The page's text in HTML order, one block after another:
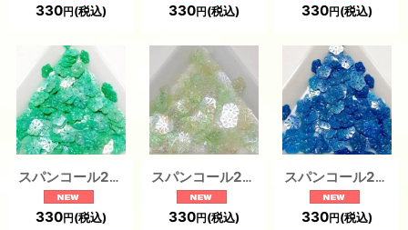
330円(税込) 330円(税込) 330円(税込)
スパンコール2246 梅花6mm グリーン1g
330円(税込)
スパンコール2245 梅花6mm グリーン1g
330円(税込)
スパンコール2244 梅花6mm ブルー1g
330円(税込)